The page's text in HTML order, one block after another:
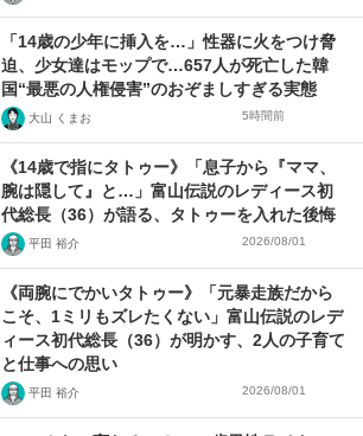
「14歳の少年に挿入を…」性器に火をつけ脅
迫、少女達はモップで…657人が死亡した韓
国“最悪の人権侵害”のおぞましすぎる実態
大山 くまお 5時間前
《14歳で指にタトゥー》「息子から『ママ、
腕は隠して』と…」富山伝説のレディース初
代総長（36）が語る、タトゥーを入れた後悔
平田 裕介 2026/08/01
《両腕にでかいタトゥー》「元暴走族だから
こそ、1ミリもズレたくない」富山伝説のレデ
ィース初代総長（36）が明かす、2人の子育て
と仕事への思い
平田 裕介 2026/08/01